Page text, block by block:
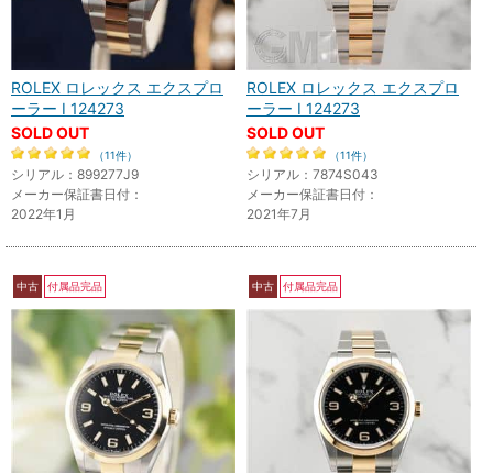
ROLEX ロレックス エクスプロ
ーラー I 124273
SOLD OUT
（11件）
シリアル：899277J9
メーカー保証書日付：
2022年1月
ROLEX ロレックス エクスプロ
ーラー I 124273
SOLD OUT
（11件）
シリアル：7874S043
メーカー保証書日付：
2021年7月
中古 付属品完品 中古 付属品完品